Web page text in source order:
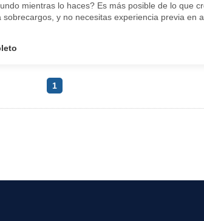
mientras lo haces? Es más posible de lo que
y no necesitas experiencia previa en
1